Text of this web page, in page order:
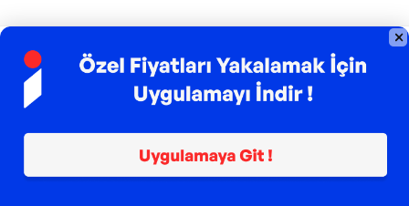
Popüler Markalar
Farmasi
Xiaomi
Lavazza
Fashcolle
Pro Plan